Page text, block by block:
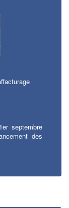
septembre
des